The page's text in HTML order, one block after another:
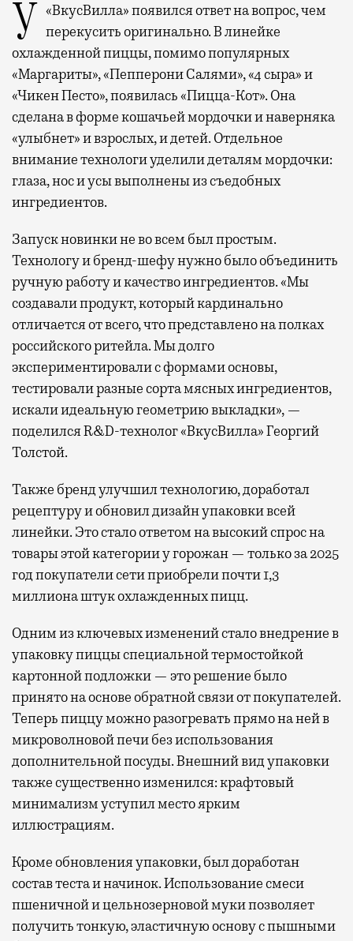
У «ВкусВилла» появился ответ на вопрос, чем
перекусить оригинально. В линейке
охлажденной пиццы, помимо популярных
«Маргариты», «Пепперони Салями», «4 сыра» и
«Чикен Песто», появилась «Пицца-Кот». Она
сделана в форме кошачьей мордочки и наверняка
«улыбнет» и взрослых, и детей. Отдельное
внимание технологи уделили деталям мордочки:
глаза, нос и усы выполнены из съедобных
ингредиентов.
Запуск новинки не во всем был простым.
Технологу и бренд-шефу нужно было объединить
ручную работу и качество ингредиентов. «Мы
создавали продукт, который кардинально
отличается от всего, что представлено на полках
российского ритейла. Мы долго
экспериментировали с формами основы,
тестировали разные сорта мясных ингредиентов,
искали идеальную геометрию выкладки», —
поделился R&D-технолог «ВкусВилла» Георгий
Толстой.
Также бренд улучшил технологию, доработал
рецептуру и обновил дизайн упаковки всей
линейки. Это стало ответом на высокий спрос на
товары этой категории у горожан — только за 2025
год покупатели сети приобрели почти 1,3
миллиона штук охлажденных пицц.
Одним из ключевых изменений стало внедрение в
упаковку пиццы специальной термостойкой
картонной подложки — это решение было
принято на основе обратной связи от покупателей.
Теперь пиццу можно разогревать прямо на ней в
микроволновой печи без использования
дополнительной посуды. Внешний вид упаковки
также существенно изменился: крафтовый
минимализм уступил место ярким
иллюстрациям.
Кроме обновления упаковки, был доработан
состав теста и начинок. Использование смеси
пшеничной и цельнозерновой муки позволяет
получить тонкую, эластичную основу с пышными